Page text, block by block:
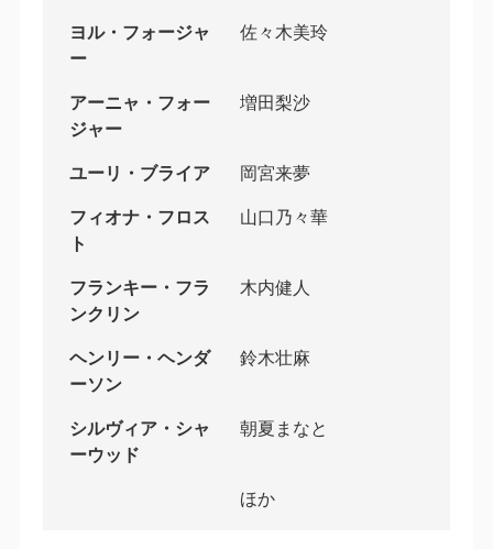
ヨル・フォージャ
ー
佐々木美玲
アーニャ・フォー
ジャー
増田梨沙
ユーリ・ブライア 岡宮来夢
フィオナ・フロス
ト
山口乃々華
フランキー・フラ
ンクリン
木内健人
ヘンリー・ヘンダ
ーソン
鈴木壮麻
シルヴィア・シャ
ーウッド
朝夏まなと
ほか